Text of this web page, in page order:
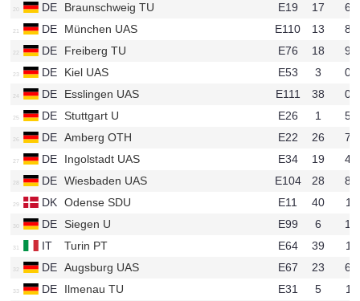
DE
Braunschweig TU E19 17
63
DE
München UAS E110 13
85
DE
Freiberg TU E76 18
90
DE
Kiel UAS E53 3
07
DE
Esslingen UAS E111 38
00
DE Stuttgart U E26 1
54
DE Amberg OTH E22 26
74
DE
Ingolstadt UAS E34 19
48
DE Wiesbaden UAS E104 28
82
DK Odense SDU E11 40
11
DE
Siegen U E99 6
10
IT
Turin PT E64 39
11
DE Augsburg UAS E67 23
62
DE
Ilmenau TU E31 5
11